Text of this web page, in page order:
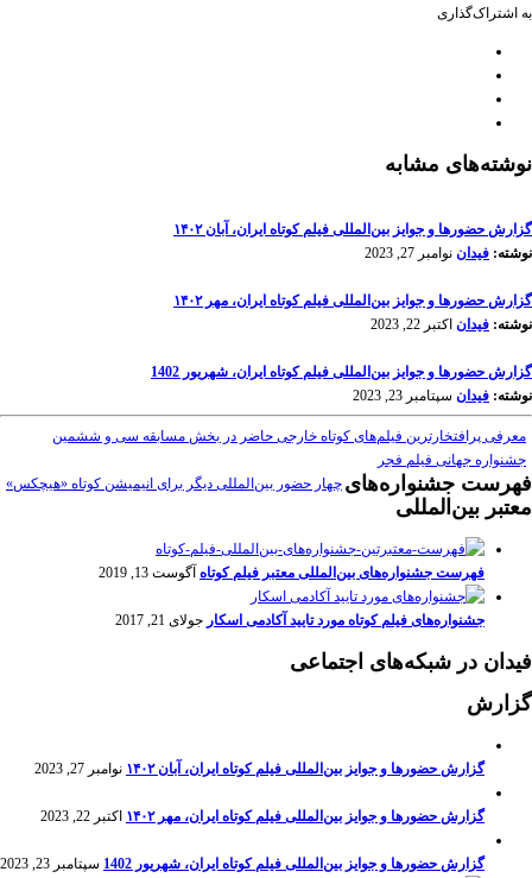
به اشتراک‌گذاری
نوشته‌های مشابه
گزارش حضورها و جوایز بین‌المللی فیلم کوتاه ایران، آبان ۱۴۰۲
نوشته: فیدان نوامبر 27, 2023
گزارش حضورها و جوایز بین‌المللی فیلم کوتاه ایران، مهر ۱۴۰۲
نوشته: فیدان اکتبر 22, 2023
گزارش حضورها و جوایز بین‌المللی فیلم کوتاه ایران، شهریور 1402
نوشته: فیدان سپتامبر 23, 2023
معرفی پرافتخارترین فیلم‌های کوتاه خارجی حاضر در بخش مسابقه سی و ششمین
جشنواره جهانی فیلم فجر
چهار حضور بین‌المللی دیگر برای انیمیشن کوتاه «هیچکس» فهرست جشنواره‌های
معتبر بین‌المللی
فهرست جشنواره‌های بین‌المللی معتبر فیلم کوتاه آگوست 13, 2019
جشنواره‌های فیلم کوتاه مورد تایید آکادمی اسکار جولای 21, 2017
فیدان در شبکه‌های اجتماعی
گزارش
گزارش حضورها و جوایز بین‌المللی فیلم کوتاه ایران، آبان ۱۴۰۲ نوامبر 27, 2023
گزارش حضورها و جوایز بین‌المللی فیلم کوتاه ایران، مهر ۱۴۰۲ اکتبر 22, 2023
گزارش حضورها و جوایز بین‌المللی فیلم کوتاه ایران، شهریور 1402 سپتامبر 23, 2023